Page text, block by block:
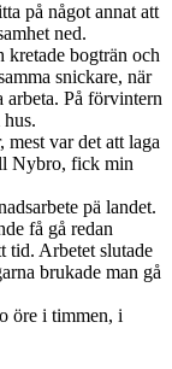
på något annat att
ned.
kretade bogträn och
snickare, när
arbeta. På förvintern
var det att laga
Nybro, fick min
pä landet.
få gå redan
tid. Arbetet slutade
brukade man gå
öre i timmen, i